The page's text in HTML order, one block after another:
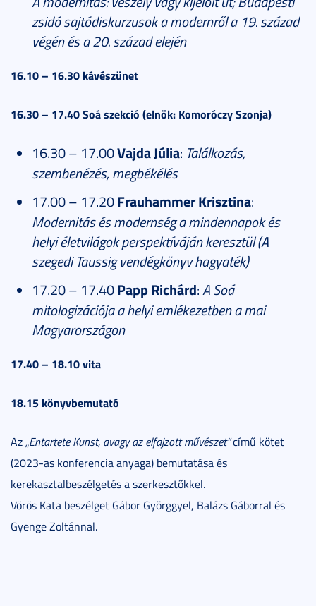
zsidó sajtódiskurzusok a modernről a 19. század
végén és a 20. század elején
16.10 – 16.30 kávészünet
16.30 – 17.40 Soá szekció (elnök: Komoróczy Szonja)
16.30 – 17.00Vajda Júlia: Találkozás,
szembenézés, megbékélés
17.00 – 17.20Frauhammer Krisztina:
Modernitás és modernség a mindennapok és
helyi életvilágok perspektíváján keresztül (A
szegedi Taussig vendégkönyv hagyaték)
17.20 – 17.40Papp Richárd:A Soá
mitologizációja a helyi emlékezetben a mai
Magyarországon
17.40 – 18.10 vita
18.15 könyvbemutató
Az„Entartete Kunst, avagy az elfajzott művészet”című kötet
(2023-as konferencia anyaga) bemutatása és
kerekasztalbeszélgetés a szerkesztőkkel.
Vörös Kata beszélget Gábor Györggyel, Balázs Gáborral és
Gyenge Zoltánnal.